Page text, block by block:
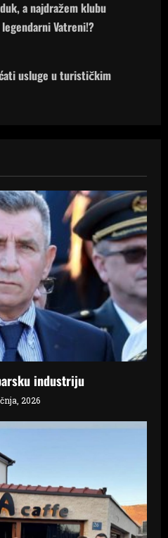
a najdražem klubu
Vatreni!?
usluge u turističkim
industriju
2026